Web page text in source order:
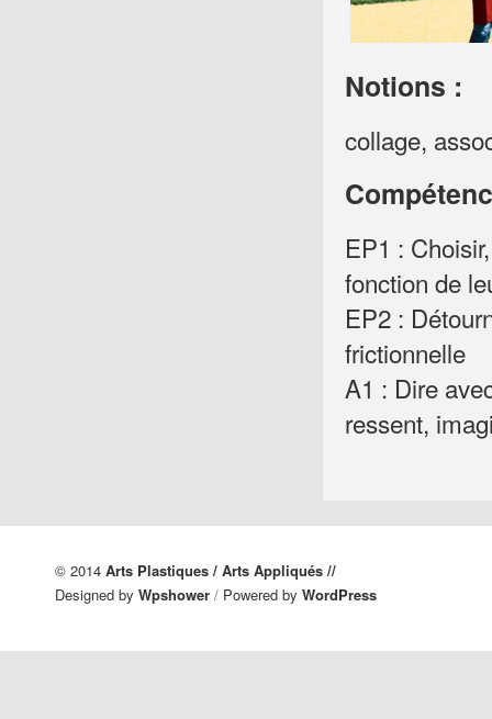
Notions :
collage,
EP1 :
fonction de
EP2 :
frictionnelle
A1 : Dire
ressent,
© 2014 Arts Plastiques / Arts Appliqués //
Designed by Wpshower / Powered by WordPress